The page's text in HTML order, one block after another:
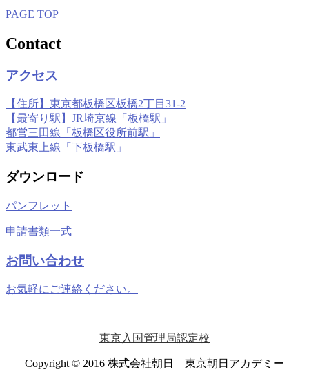
PAGE TOP
Contact
アクセス
【住所】東京都板橋区板橋2丁目31-2
【最寄り駅】JR埼京線「板橋駅」
都営三田線「板橋区役所前駅」
東武東上線「下板橋駅」
ダウンロード
パンフレット
申請書類一式
お問い合わせ
お気軽にご連絡ください。
東京入国管理局認定校
Copyright © 2016 株式会社朝日 東京朝日アカデミー